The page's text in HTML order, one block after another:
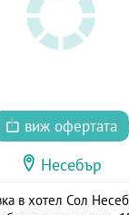
виж офертата
Несебър
в хотел Сол